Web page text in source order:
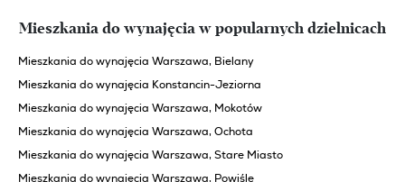
Mieszkania do wynajęcia w popularnych dzielnicach
Mieszkania do wynajęcia Warszawa, Bielany
Mieszkania do wynajęcia Konstancin-Jeziorna
Mieszkania do wynajęcia Warszawa, Mokotów
Mieszkania do wynajęcia Warszawa, Ochota
Mieszkania do wynajęcia Warszawa, Stare Miasto
Mieszkania do wynajęcia Warszawa, Powiśle